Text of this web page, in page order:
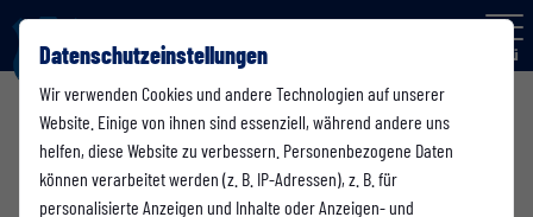
Datenschutzeinstellungen
Wir verwenden Cookies und andere Technologien auf unserer
Website. Einige von ihnen sind essenziell, während andere uns
helfen, diese Website zu verbessern. Personenbezogene Daten
können verarbeitet werden (z. B. IP-Adressen), z. B. für
personalisierte Anzeigen und Inhalte oder Anzeigen- und
Menü
Die Spieltermine werden erst nach dem Klick von Fussball.de